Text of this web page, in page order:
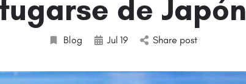
fugarse de Japón
Blog Jul 19 Share post